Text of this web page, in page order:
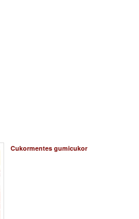
Cukormentes gumicukor